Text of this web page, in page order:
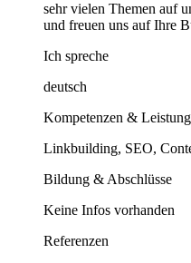
sehr vielen Themen auf
und freuen uns auf Ihre
Ich spreche
deutsch
Kompetenzen &
Linkbuilding, SEO,
Bildung & Abschlüsse
Keine Infos vorhanden
Referenzen